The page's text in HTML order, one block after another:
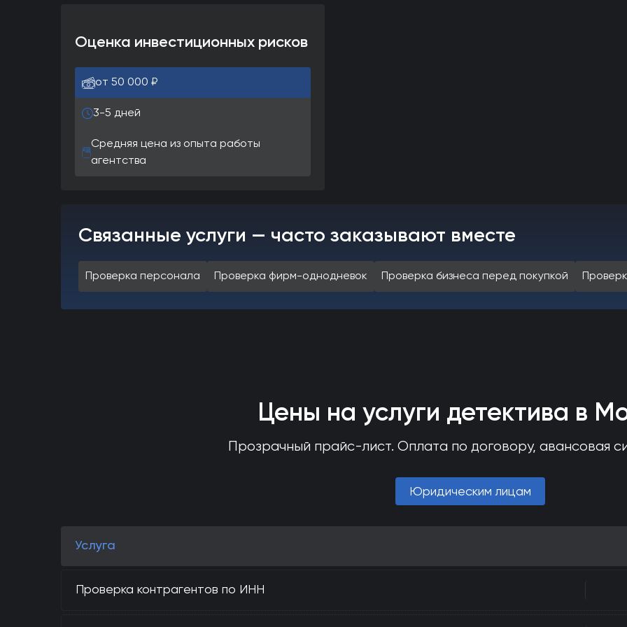
Оценка инвестиционных рисков
от 50 000 ₽
3-5 дней
Средняя цена из опыта работы
агентства
Связанные услуги — часто заказывают вместе
Проверка персонала Проверка фирм-однодневок Проверка бизнеса перед покупкой
Цены на услуги детектива в
Прозрачный прайс-лист. Оплата по договору, авансовая
Юридическим лицам
Услуга
Проверка контрагентов по ИНН